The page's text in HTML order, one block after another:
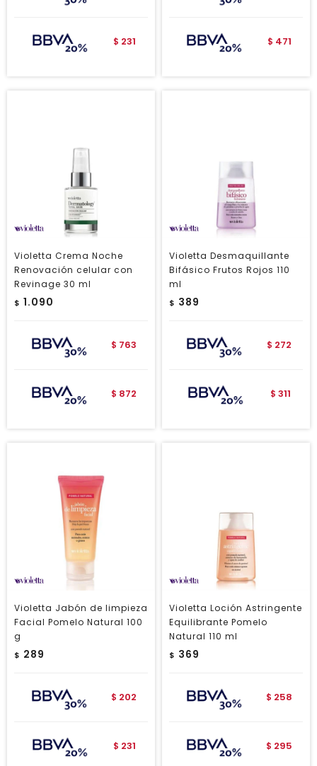
$ 231 $ 471
Violetta Crema Noche
Renovación celular con
Revinage 30 ml
$ 1.090
$ 763
$ 872
Violetta Desmaquillante
Bifásico Frutos Rojos 110
ml
$ 389
$ 272
$ 311
Violetta Jabón de limpieza
Facial Pomelo Natural 100
g
$ 289
$ 202
$ 231
Violetta Loción Astringente
Equilibrante Pomelo
Natural 110 ml
$ 369
$ 258
$ 295